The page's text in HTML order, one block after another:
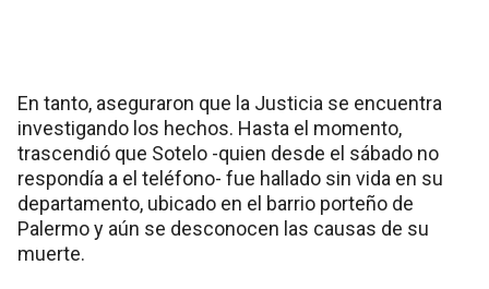
En tanto, aseguraron que la Justicia se encuentra
investigando los hechos. Hasta el momento,
trascendió que Sotelo -quien desde el sábado no
respondía a el teléfono- fue hallado sin vida en su
departamento, ubicado en el barrio porteño de
Palermo y aún se desconocen las causas de su
muerte.